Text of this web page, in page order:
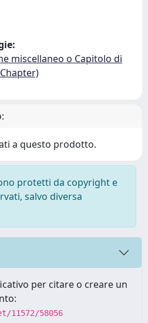
miscellaneo o Capitolo di
a questo prodotto.
protetti da copyright e
salvo diversa
per citare o creare un
58056